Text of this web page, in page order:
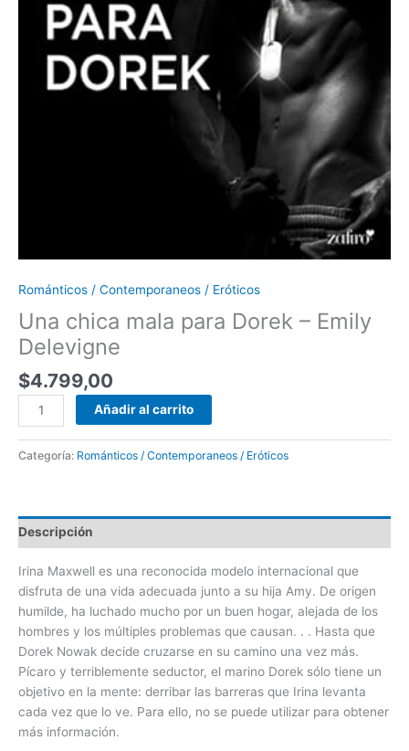
Románticos / Contemporaneos / Eróticos
Una chica mala para Dorek – Emily
Delevigne
$4.799,00
Añadir al carrito
Categoría: Románticos / Contemporaneos / Eróticos
Descripción
Irina Maxwell es una reconocida modelo internacional que
disfruta de una vida adecuada junto a su hija Amy. De origen
humilde, ha luchado mucho por un buen hogar, alejada de los
hombres y los múltiples problemas que causan. . . Hasta que
Dorek Nowak decide cruzarse en su camino una vez más.
Pícaro y terriblemente seductor, el marino Dorek sólo tiene un
objetivo en la mente: derribar las barreras que Irina levanta
cada vez que lo ve. Para ello, no se puede utilizar para obtener
más información.